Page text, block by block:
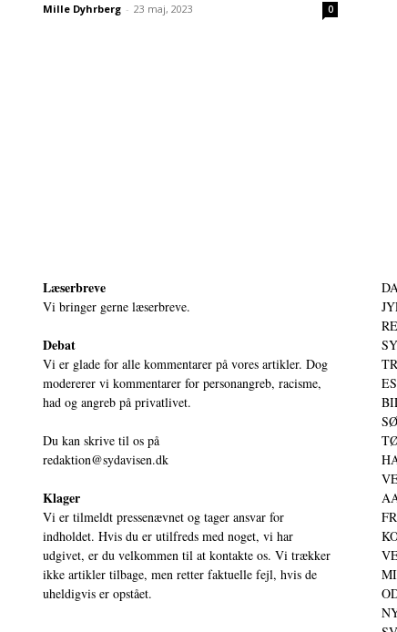
Mille Dyhrberg - 23 maj, 2023 0
Læserbreve
Vi bringer gerne læserbreve.
Debat
Vi er glade for alle kommentarer på vores artikler. Dog
modererer vi kommentarer for personangreb, racisme,
had og angreb på privatlivet.
Du kan skrive til os på
redaktion@sydavisen.dk
Klager
Vi er tilmeldt pressenævnet og tager ansvar for
indholdet. Hvis du er utilfreds med noget, vi har
udgivet, er du velkommen til at kontakte os. Vi trækker
ikke artikler tilbage, men retter faktuelle fejl, hvis de
uheldigvis er opstået.